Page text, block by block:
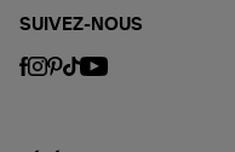
SUIVEZ-NOUS